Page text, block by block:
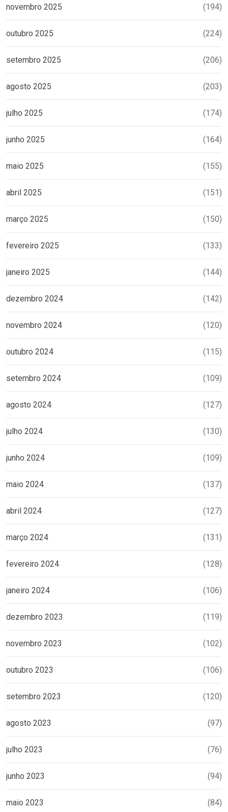
novembro 2025 (194)
outubro 2025 (224)
setembro 2025 (206)
agosto 2025 (203)
julho 2025 (174)
junho 2025 (164)
maio 2025 (155)
abril 2025 (151)
março 2025 (150)
fevereiro 2025 (133)
janeiro 2025 (144)
dezembro 2024 (142)
novembro 2024 (120)
outubro 2024 (115)
setembro 2024 (109)
agosto 2024 (127)
julho 2024 (130)
junho 2024 (109)
maio 2024 (137)
abril 2024 (127)
março 2024 (131)
fevereiro 2024 (128)
janeiro 2024 (106)
dezembro 2023 (119)
novembro 2023 (102)
outubro 2023 (106)
setembro 2023 (120)
agosto 2023 (97)
julho 2023 (76)
junho 2023 (94)
maio 2023 (84)